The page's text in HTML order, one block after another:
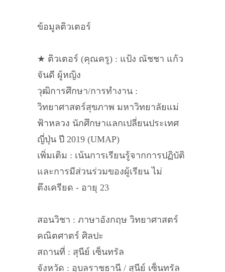
ข้อมูลติวเตอร์
★ ติวเตอร์ (คุณครู) : แป้ง ณัชชา แก้ว
จันดี ผู้หญิง
วุฒิการศึกษา/การทำงาน :
วิทยาศาสตร์สุขภาพ มหาวิทยาลัยแม่
ฟ้าหลวง นักศึกษาแลกเปลี่ยนประเทศ
ญี่ปุ่น ปี 2019 (UMAP)
เพิ่มเติม : เน้นการเรียนรู้จากการปฏิบัติ
และการมีส่วนร่วมของผู้เรียน ไม่
ตึงเครียด - อายุ 23
สอนวิชา : ภาษาอังกฤษ วิทยาศาสตร์
คณิตศาตร์ ศิลปะ
สถานที่ : สุนีย์ เซ็นทรัล
จังหวัด : อุบลราชธานี / สุนีย์ เซ็นทรัล